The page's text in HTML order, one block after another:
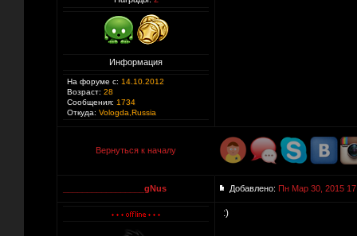
Информация
На форуме с: 14.10.2012
Возраст: 28
Сообщения: 1734
Откуда: Vologda,Russia
Вернуться к началу
_________________gNus Добавлено: Пн Мар 30, 2015
:)